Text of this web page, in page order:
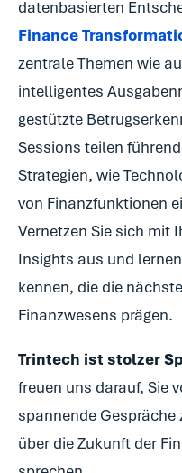
datenbasierten
Finance
zentrale Themen wie
intelligentes
gestützte
Sessions teilen
Strategien, wie
von Finanzfunktionen
Vernetzen Sie sich mit
Insights aus und
kennen, die die
Finanzwesens prägen.
Trintech ist stolzer
freuen uns darauf, Sie
spannende
über die Zukunft der